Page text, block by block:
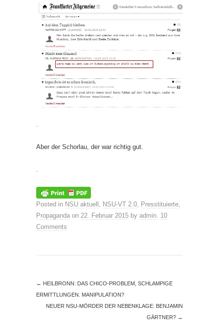
.
Aber der Schorlau, der war richtig gut.
.
Posted in NSU aktuell NSU-VT 2.0 Presstituierte
Propaganda on 22. Februar 2015 by admin 10
Comments
← HEILBRONN: DAS CHICO-PROBLEM, SCHLAMPIGE
ERMITTLUNGEN. MANIPULATION?
NEUER NSU-MÖRDER DER NEBENKLAGE: BENJAMIN
GÄRTNER? →